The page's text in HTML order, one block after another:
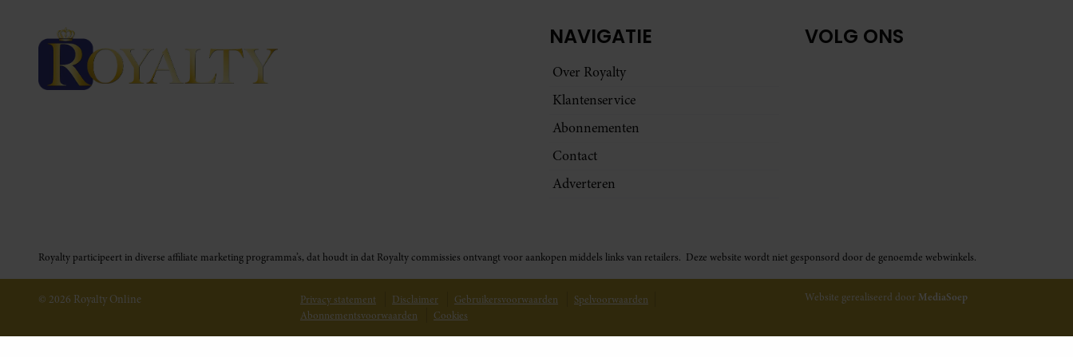
NAVIGATIE
Over Royalty
Klantenservice
Abonnementen
Contact
Adverteren
VOLG ONS
Royalty participeert in diverse affiliate marketing programma’s, dat houdt in dat Royalty commissies ontvangt voor aankopen middels links van retailers. Deze website wordt niet gesponsord door de genoemde webwinkels.
© 2026 Royalty Online Privacy statement Disclaimer Gebruikersvoorwaarden
Spelvoorwaarden
Abonnementsvoorwaarden
Cookies
Website gerealiseerd door MediaSoep